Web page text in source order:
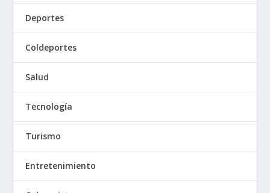
Deportes
Coldeportes
Salud
Tecnología
Turismo
Entretenimiento